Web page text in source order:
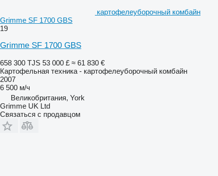
картофелеуборочный комбайн
Grimme SF 1700 GBS
19
Grimme SF 1700 GBS
658 300 TJS 53 000 £ ≈ 61 830 €
Картофельная техника - картофелеуборочный комбайн
2007
6 500 м/ч
Великобритания, York
Grimme UK Ltd
Связаться с продавцом